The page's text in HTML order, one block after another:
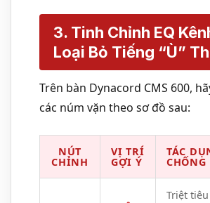
3. Tinh Chỉnh EQ
Loại Bỏ Tiếng “Ù”
Trên bàn Dynacord CMS 600,
các núm vặn theo sơ đồ sau:
NÚT
CHỈNH
VỊ TRÍ
GỢI Ý
TÁC
CHỐNG
Triệt